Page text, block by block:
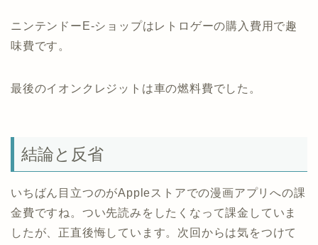
ニンテンドーE-ショップはレトロゲーの購入費用で趣
味費です。
最後のイオンクレジットは車の燃料費でした。
結論と反省
いちばん目立つのがAppleストアでの漫画アプリへの課
金費ですね。つい先読みをしたくなって課金していま
したが、正直後悔しています。次回からは気をつけて